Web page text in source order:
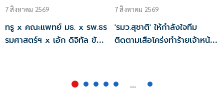
7 สิงหาคม 2569
ทรู x คณะแพทย์ มธ. x รพ.ธร
รมศาสตร์ฯ x เอ้ก ดิจิทัล ขับ
7 สิงหาคม 2569
'รมว.สุชาติ' ให้กำลังใจทีม
ติดตามเสือโคร่งทำร้ายเจ้าหน้าที่
สูงสุด หลังกรมอุทยานฯ แถลง
...